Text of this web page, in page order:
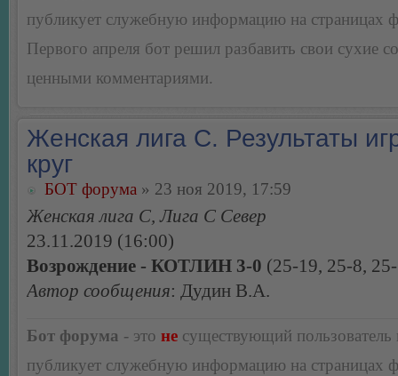
публикует служебную информацию на страницах
Первого апреля бот решил разбавить свои сухие
ценными комментариями.
Женская лига С. Результаты
круг
БОТ форума » 23 ноя 2019, 17:59
Женская лига С, Лига С Север
23.11.2019 (16:00)
Возрождение - КОТЛИН 3-0 (25-19, 25-8,
Автор сообщения: Дудин В.А.
Бот форума - это не существующий пользователь
публикует служебную информацию на страницах